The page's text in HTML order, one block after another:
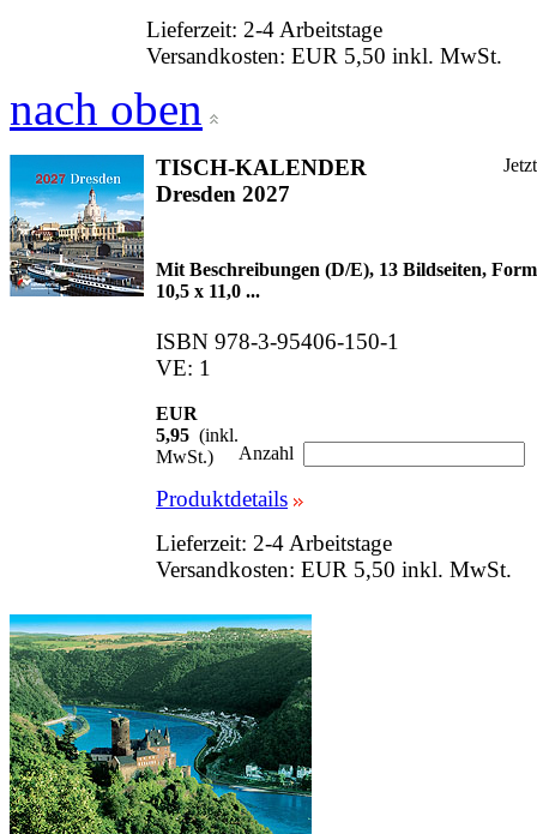
Lieferzeit: 2-4 Arbeitstage
Versandkosten: EUR 5,50 inkl. MwSt.
nach oben
TISCH-KALENDER
Dresden 2027
Mit Beschreibungen (D/E), 13 Bildseiten,
10,5 x 11,0 ...
ISBN 978-3-95406-150-1
VE: 1
EUR
5,95 (inkl.
MwSt.)
Anzahl
Produktdetails
Lieferzeit: 2-4 Arbeitstage
Versandkosten: EUR 5,50 inkl. MwSt.